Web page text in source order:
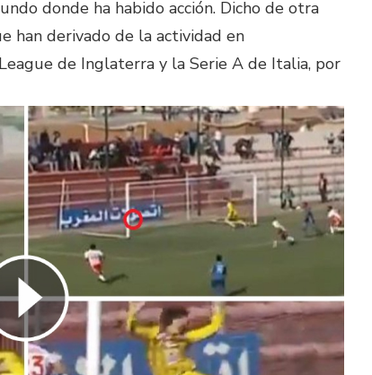
donde ha habido acción. Dicho de otra
han derivado de la actividad en
de Inglaterra y la Serie A de Italia, por